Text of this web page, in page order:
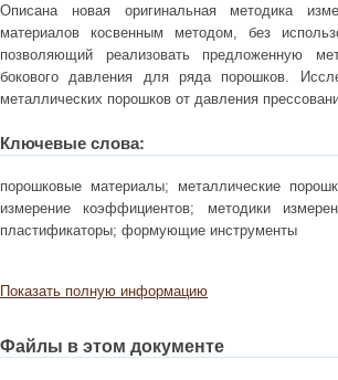
Описана новая оригинальная методика
материалов косвенным методом, без
позволяющий реализовать предложенную
бокового давления для ряда порошков.
металлических порошков от давления
Ключевые слова:
порошковые материалы; металлические
измерение коэффициентов; методики
пластификаторы; формующие инструменты
Показать полную информацию
Файлы в этом документе